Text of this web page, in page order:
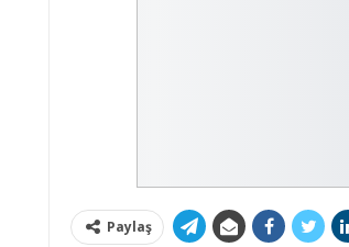
Paylaş